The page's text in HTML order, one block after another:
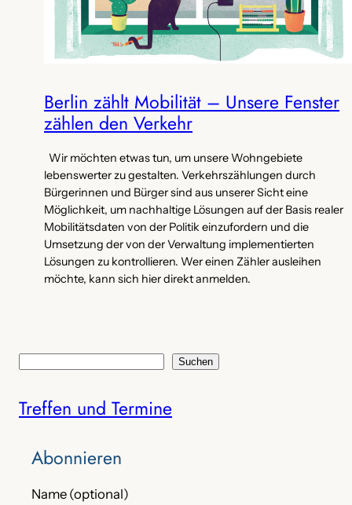
Berlin zählt Mobilität – Unsere Fenster
zählen den Verkehr
Wir möchten etwas tun, um unsere Wohngebiete
lebenswerter zu gestalten. Verkehrszählungen durch
Bürgerinnen und Bürger sind aus unserer Sicht eine
Möglichkeit, um nachhaltige Lösungen auf der Basis realer
Mobilitätsdaten von der Politik einzufordern und die
Umsetzung der von der Verwaltung implementierten
Lösungen zu kontrollieren. Wer einen Zähler ausleihen
möchte, kann sich hier direkt anmelden.
c
Suchen
Treffen und Termine
Abonnieren
Name (optional)